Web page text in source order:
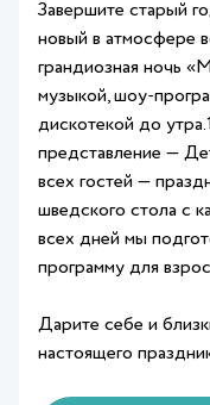
Завершите старый
новый в атмосфере
грандиозная ночь
музыкой, шоу-
дискотекой до
представление —
всех гостей —
шведского стола с
всех дней мы
программу для
Дарите себе и
настоящего